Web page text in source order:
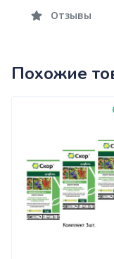
Отзывы
Похожие